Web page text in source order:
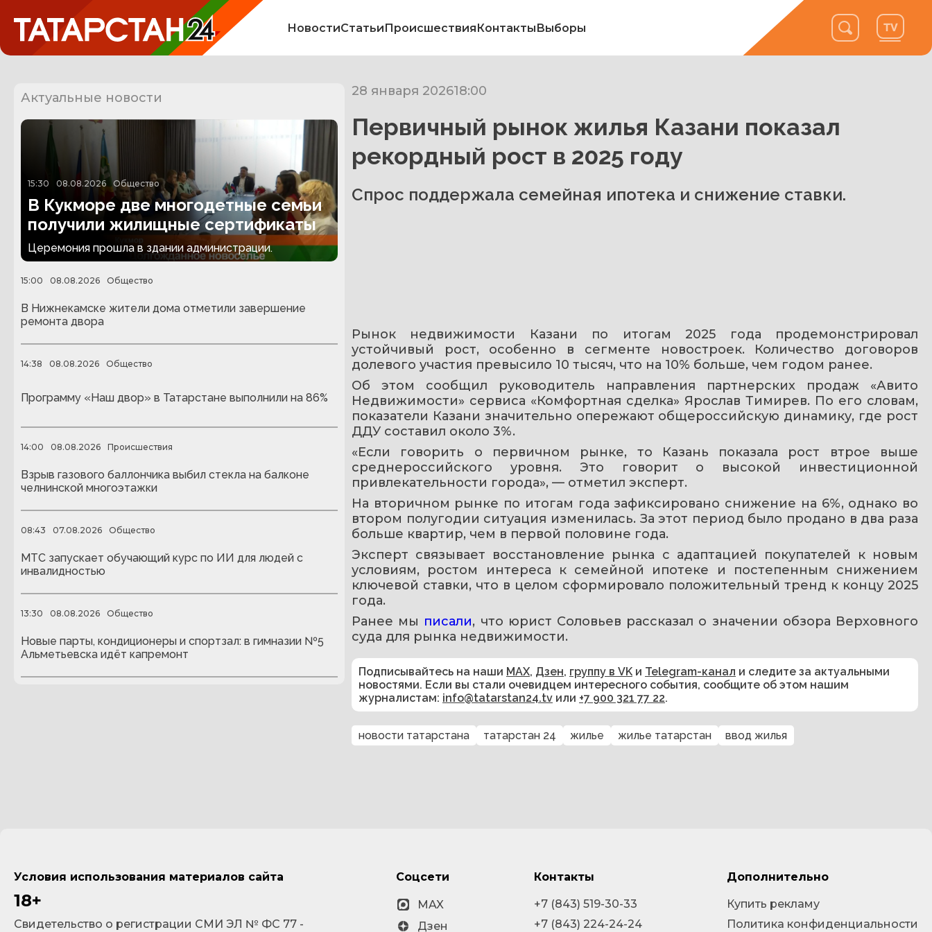
НовостиСтатьиПроисшествияКонтактыВыборы
Актуальные новости
15:30 08.08.2026 Общество
В Кукморе две многодетные семьи
получили жилищные сертификаты
Церемония прошла в здании администрации.
15:00 08.08.2026 Общество
В Нижнекамске жители дома отметили завершение
ремонта двора
14:38 08.08.2026 Общество
Программу «Наш двор» в Татарстане выполнили на 86%
14:00 08.08.2026 Происшествия
Взрыв газового баллончика выбил стекла на балконе
челнинской многоэтажки
08:43 07.08.2026 Общество
МТС запускает обучающий курс по ИИ для людей с
инвалидностью
13:30 08.08.2026 Общество
Новые парты, кондиционеры и спортзал: в гимназии №5
Альметьевска идёт капремонт
28 января 202618:00
Первичный рынок жилья Казани показал
рекордный рост в 2025 году
Спрос поддержала семейная ипотека и снижение ставки.
Рынок недвижимости Казани по итогам 2025 года продемонстрировал
устойчивый рост, особенно в сегменте новостроек. Количество договоров
долевого участия превысило 10 тысяч, что на 10% больше, чем годом ранее.
Об этом сообщил руководитель направления партнерских продаж «Авито
Недвижимости» сервиса «Комфортная сделка» Ярослав Тимирев. По его словам,
показатели Казани значительно опережают общероссийскую динамику, где рост
ДДУ составил около 3%.
«Если говорить о первичном рынке, то Казань показала рост втрое выше
среднероссийского уровня. Это говорит о высокой инвестиционной
привлекательности города», — отметил эксперт.
На вторичном рынке по итогам года зафиксировано снижение на 6%, однако во
втором полугодии ситуация изменилась. За этот период было продано в два раза
больше квартир, чем в первой половине года.
Эксперт связывает восстановление рынка с адаптацией покупателей к новым
условиям, ростом интереса к семейной ипотеке и постепенным снижением
ключевой ставки, что в целом сформировало положительный тренд к концу 2025
года.
Ранее мы писали, что юрист Соловьев рассказал о значении обзора Верховного
суда для рынка недвижимости.
Подписывайтесь на наши MAX, Дзен, группу в VK и Telegram-канал и следите за актуальными
новостями. Если вы стали очевидцем интересного события, сообщите об этом нашим
журналистам: info@tatarstan24.tv или +7 900 321 77 22.
новости татарстана татарстан 24 жилье жилье татарстан ввод жилья
Условия использования материалов сайта
18+
Cвидетельство о регистрации СМИ ЭЛ № ФС 77 -
Соцсети
MAX
Дзен
Контакты
+7 (843) 519-30-33
+7 (843) 224-24-24
Дополнительно
Купить рекламу
Политика конфиденциальности